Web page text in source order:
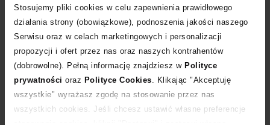
Stosujemy pliki cookies w celu zapewnienia prawidłowego
działania strony (obowiązkowe), podnoszenia jakości naszego
Serwisu oraz w celach marketingowych i personalizacji
propozycji i ofert przez nas oraz naszych kontrahentów
(dobrowolne). Pełną informację znajdziesz w Polityce
prywatności oraz Polityce Cookies . Klikając "Akceptuję
wszystkie" wyrażasz zgodę na stosowanie przez nas
wszystkich cookies. Jeśli chcesz ustawić własne preferencje